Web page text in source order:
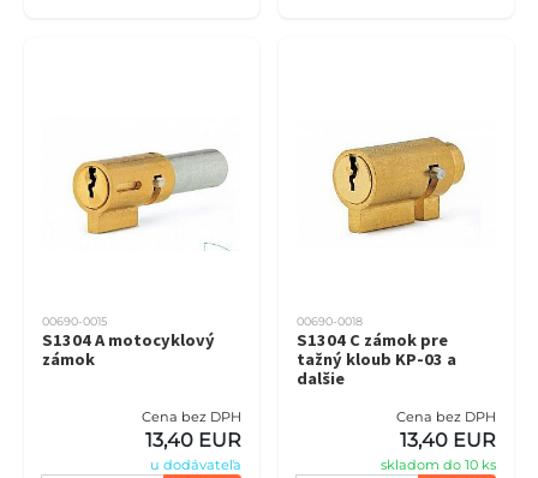
00690-0015
S1304 A motocyklový
zámok
Cena bez DPH
13,40 EUR
u dodávateľa
00690-0018
S1304 C zámok pre
tažný kloub KP-03 a
dalšie
Cena bez DPH
13,40 EUR
skladom do 10 ks